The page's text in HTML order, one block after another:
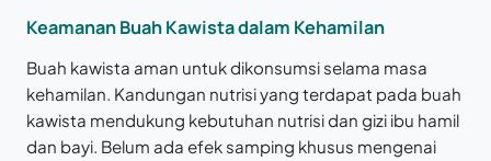
Keamanan Buah Kawista dalam Kehamilan
Buah kawista aman untuk dikonsumsi selama masa
kehamilan. Kandungan nutrisi yang terdapat pada buah
kawista mendukung kebutuhan nutrisi dan gizi ibu hamil
dan bayi. Belum ada efek samping khusus mengenai